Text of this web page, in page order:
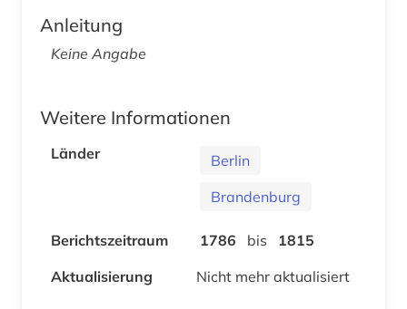
Anleitung
Keine Angabe
Weitere Informationen
Länder
Berlin
Brandenburg
Berichtszeitraum 1786 bis
1815
Aktualisierung
Nicht mehr aktualisiert